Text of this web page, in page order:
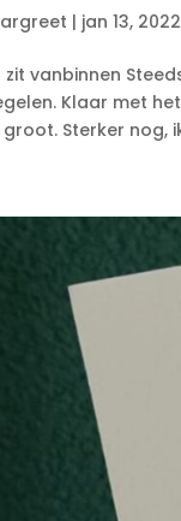
| jan 13, 2022
zit vanbinnen
Klaar met
Sterker nog,